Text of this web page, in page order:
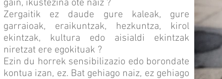
gain, ikustezina ote naiz ?
Zergaitik ez daude gure kaleak, gure
garraioak, eraikuntzak, hezkuntza, kirol
ekintzak, kultura edo aisialdi ekintzak
niretzat ere egokituak ?
Ezin du horrek sensibilizazio edo borondate
kontua izan, ez. Bat gehiago naiz, ez gehiago